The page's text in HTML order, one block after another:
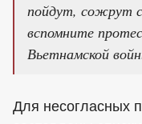
пойдут, сожрут
вспомните
Вьетнамской
Для несогласных